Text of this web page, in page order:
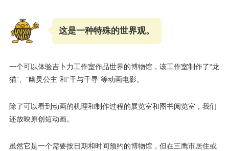
这是一种特殊的世界观。
一个可以体验吉卜力工作室作品世界的博物馆，该工作室制作了“龙
猫”、“幽灵公主”和“千与千寻”等动画电影。
除了可以看到动画的机理和制作过程的展览室和图书阅览室，我们
还放映原创短动画。
虽然它是一个需要按日期和时间预约的博物馆，但在三鹰市居住或